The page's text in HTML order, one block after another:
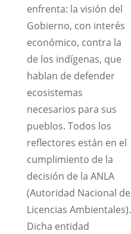
enfrenta: la visión del
Gobierno, con interés
económico, contra la
de los indígenas, que
hablan de defender
ecosistemas
necesarios para sus
pueblos. Todos los
reflectores están en el
cumplimiento de la
decisión de la ANLA
(Autoridad Nacional de
Licencias Ambientales).
Dicha entidad